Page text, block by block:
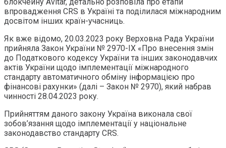
впровадження CRS в Україні та поділилася міжнародним
досвітом інших країн-учасниць.
Як вже відомо, 20.03.2023 року Верховна Рада України
прийняла Закон України № 2970-ІХ «Про внесення змін
до Податкового кодексу України та інших законодавчих
актів України щодо імплементації міжнародного
стандарту автоматичного обміну інформацією про
фінансові рахунки» (далі – Закон № 2970), який набрав
чинності 28.04.2023 року.
Прийняттям даного закону Україна виконала свої
зобов’язання щодо імплементації у національне
законодавство стандарту CRS.